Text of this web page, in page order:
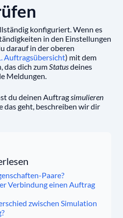
konfiguriert. Wenn es
in den Einstellungen
darauf in der oberen
Auftragsübersicht) mit dem
das dich zumStatusdeines
Meldungen.
du deinen Auftragsimulieren
das geht, beschreiben wir dir
Paare?
Verbindung einen Auftrag
zwischen Simulation